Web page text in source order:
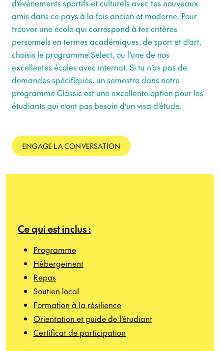
d’événements sportifs et culturels avec tes nouveaux
amis dans ce pays à la fois ancien et moderne. Pour
trouver une école qui correspond à tes critères
personnels en termes académiques, de sport et d’art,
choisis le programme Select, ou l’une de nos
excellentes écoles avec internat. Si tu n’as pas de
demandes spécifiques, un semestre dans notre
programme Classic est une excellente option pour les
étudiants qui n’ont pas besoin d’un visa d’étude.
ENGAGE LA CONVERSATION
Ce qui est inclus :
Programme
Hébergement
Repas
Soutien local
Formation à la résilience
Orientation et guide de l’étudiant
Certificat de participation